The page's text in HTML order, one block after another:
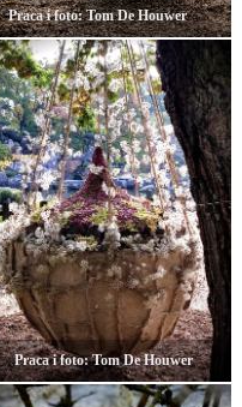
Praca i foto: Tom De Houwer
Praca i foto: Tom De Houwer